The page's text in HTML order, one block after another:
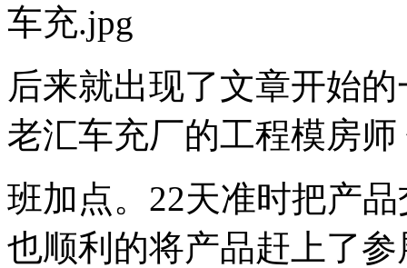
后来就出现了文章开始
老汇车充厂的工程模房
班加点。22天准时把产
也顺利的将产品赶上了